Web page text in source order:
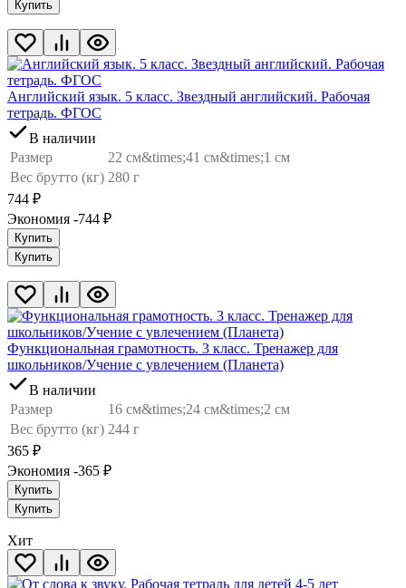
Купить
Английский язык. 5 класс. Звездный английский. Рабочая
тетрадь. ФГОС
В наличии
Размер
22 см&times;41 см&times;1 см
Вес брутто (кг) 280 г
744 ₽
Экономия -744 ₽
Купить
Купить
Функциональная грамотность. 3 класс. Тренажер для
школьников/Учение с увлечением (Планета)
В наличии
Размер
16 см&times;24 см&times;2 см
Вес брутто (кг) 244 г
365 ₽
Экономия -365 ₽
Купить
Купить
Хит